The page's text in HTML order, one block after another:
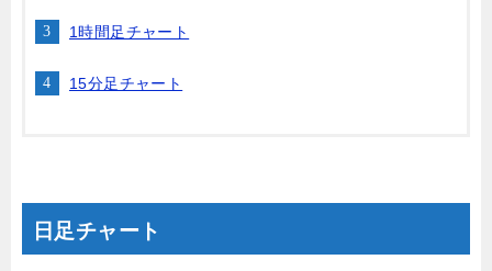
1時間足チャート
15分足チャート
日足チャート